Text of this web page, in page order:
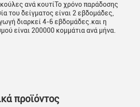
ανά κουτίΤο χρόνο παράδοσης
του δείγματος είναι 2 εβδομάδες,
διαρκεί 4-6 εβδομάδες.και η
είναι 200000 κομμάτια ανά μήνα.
προϊόντος